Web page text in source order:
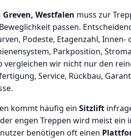
Westfalen muss zur
passen.
Podeste, Etagenzahl, Innen-
Parkposition,
vergleichen wir nicht nur den
Service, Rückbau,
kommt häufig ein Sitzlift
engen Treppen wird meist ein
benötigen oft einen